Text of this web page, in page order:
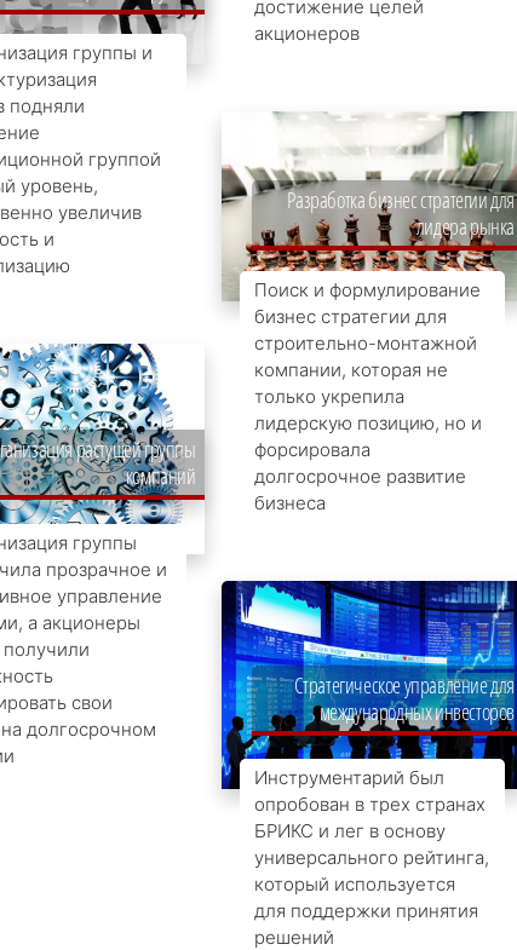
достижение целей
акционеров
группы и
подняли
группой
уровень,
увеличив
и
Разработка бизнес стратегии для
лидера рынка
Поиск и формулирование
бизнес стратегии для
строительно-монтажной
компании, которая не
только укрепила
лидерскую позицию, но и
форсировала
долгосрочное развитие
бизнеса
растущей группы
компаний
группы
прозрачное и
управление
а акционеры
свои
долгосрочном
Стратегическое управление для
международных инвесторов
Инструментарий был
опробован в трех странах
БРИКС и лег в основу
универсального рейтинга,
который используется
для поддержки принятия
решений